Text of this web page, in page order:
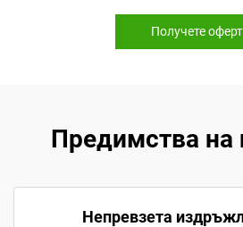
Получете
Предимства на
Непревзета